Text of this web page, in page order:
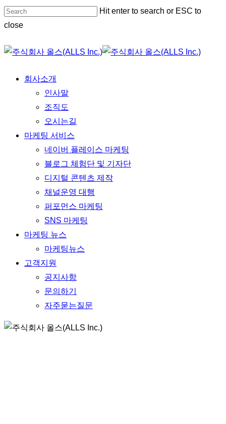
Skip
to
content
Hit enter to search or ESC to
close
Close
Menu
회사소개
인사말
조직도
오시는길
마케팅 서비스
네이버 플레이스 마케팅
블로그 체험단 및 기자단
디지털 콘텐츠 제작
채널운영 대행
퍼포먼스 마케팅
SNS 마케팅
마케팅 뉴스
마케팅뉴스
고객지원
공지사항
문의하기
자주묻는질문